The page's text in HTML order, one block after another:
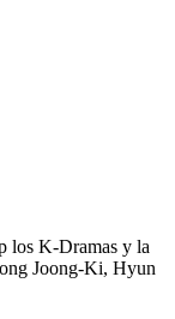
los K-Dramas y la
Joong-Ki, Hyun